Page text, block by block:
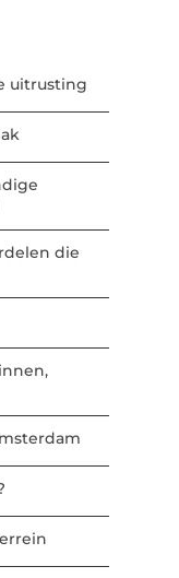
uitrusting
die